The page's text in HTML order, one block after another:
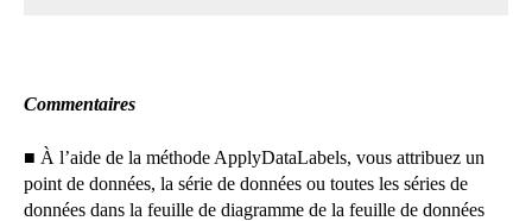
Commentaires
■ À l’aide de la méthode ApplyDataLabels, vous attribuez un
point de données, la série de données ou toutes les séries de
données dans la feuille de diagramme de la feuille de données